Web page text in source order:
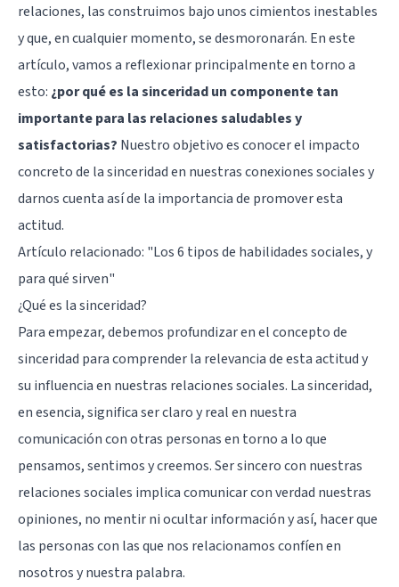
relaciones, las construimos bajo unos cimientos inestables
y que, en cualquier momento, se desmoronarán. En este
artículo, vamos a reflexionar principalmente en torno a
esto: ¿por qué es la sinceridad un componente tan
importante para las relaciones saludables y
satisfactorias? Nuestro objetivo es conocer el impacto
concreto de la sinceridad en nuestras conexiones sociales y
darnos cuenta así de la importancia de promover esta
actitud.
Artículo relacionado: "Los 6 tipos de habilidades sociales, y
para qué sirven"
¿Qué es la sinceridad?
Para empezar, debemos profundizar en el concepto de
sinceridad para comprender la relevancia de esta actitud y
su influencia en nuestras relaciones sociales. La sinceridad,
en esencia, significa ser claro y real en nuestra
comunicación con otras personas en torno a lo que
pensamos, sentimos y creemos. Ser sincero con nuestras
relaciones sociales implica comunicar con verdad nuestras
opiniones, no mentir ni ocultar información y así, hacer que
las personas con las que nos relacionamos confíen en
nosotros y nuestra palabra.